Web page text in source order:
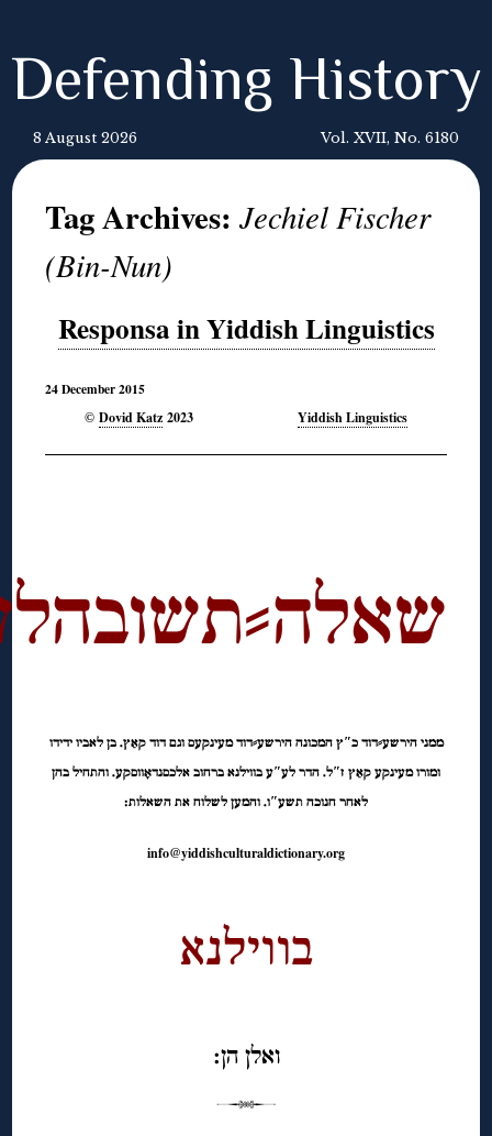
Defending History
8 August 2026 Vol. XVII, No. 6180
Tag Archives:Jechiel Fischer
(Bin-Nun)
Responsa in Yiddish Linguistics
24 December 2015
Dovid Katz 2023 Yiddish Linguistics
©
ממני הירשע⸗דוד כ″ץ המכונה הירשע⸗דוד מעינקעס וגם דוד קאַץ. בן לאביו ידידו
ומורו מעינקע קאַץ ז″ל. הדר לע″ע בווילנא ברחוב אלכסנדאָווסקע. והתחיל בהן
לאחר חנוכה תשע″ו. והמען לשלוח את השאלות:
info@yiddishculturaldictionary.org
בווילנא
ואלן הן: